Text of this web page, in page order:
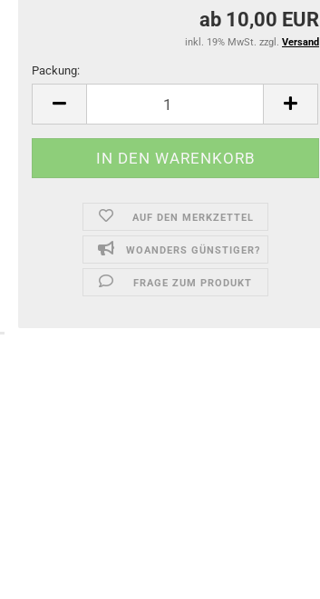
ab 10,00 EUR
inkl. 19% MwSt. zzgl. Versand
Packung:
Packung
AUF DEN MERKZETTEL
WOANDERS GÜNSTIGER?
FRAGE ZUM PRODUKT